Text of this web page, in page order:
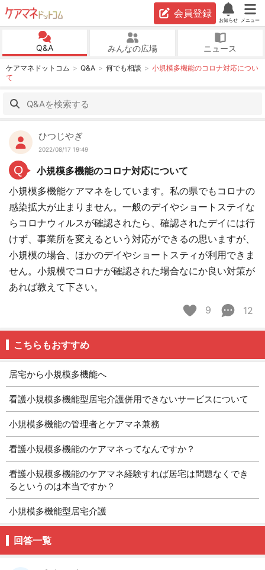
会員登録
お知らせ メニュー
Q&A みんなの広場 ニュース
ケアマネドットコム Q&A 何でも相談
小規模多機能のコロナ対応につい
て
ひつじやぎ
2022/08/17 19:49
Q
小規模多機能のコロナ対応について
小規模多機能ケアマネをしています。私の県でもコロナの
感染拡大が止まりません。一般のデイやショートステイな
らコロナウィルスが確認されたら、確認されたデイには行
けず、事業所を変えるという対応ができるの思いますが、
小規模の場合、ほかのデイやショートスティが利用できま
せん。小規模でコロナが確認された場合なにか良い対策が
あれば教えて下さい。
9
12
こちらもおすすめ
居宅から小規模多機能へ
看護小規模多機能型居宅介護併用できないサービスについて
小規模多機能の管理者とケアマネ兼務
看護小規模多機能のケアマネってなんですか？
看護小規模多機能のケアマネ経験すれば居宅は問題なくでき
るというのは本当ですか？
小規模多機能型居宅介護
回答一覧